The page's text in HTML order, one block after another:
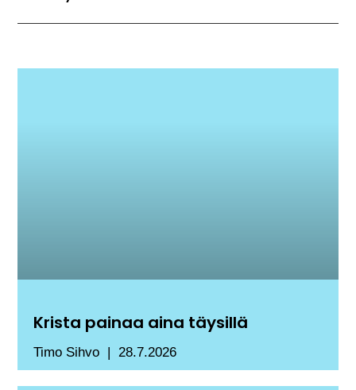
Krista painaa aina täysillä
Timo Sihvo 28.7.2026